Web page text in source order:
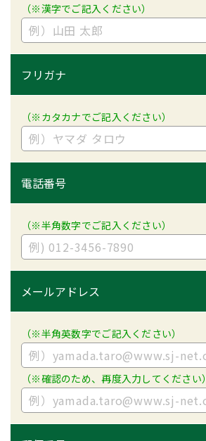
（※漢字でご記入ください）
フリガナ
（※カタカナでご記入ください）
電話番号
（※半角数字でご記入ください）
メールアドレス
（※半角英数字でご記入ください）
（※確認のため、再度入力してください）